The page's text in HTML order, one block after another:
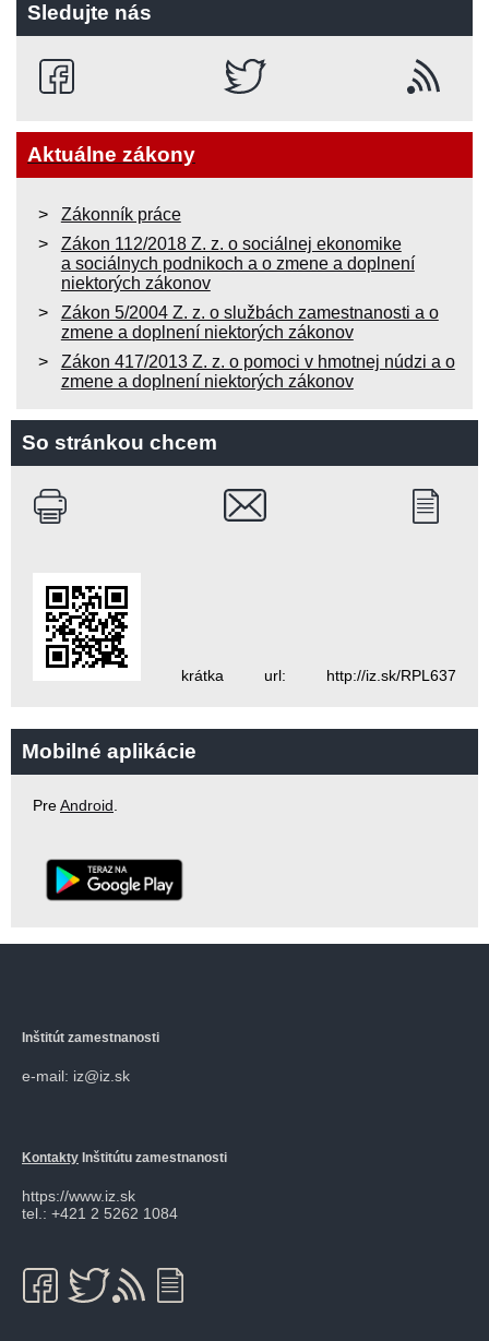
Sledujte nás
Aktuálne zákony
Zákonník práce
Zákon 112/2018 Z. z. o sociálnej ekonomike
a sociálnych podnikoch a o zmene a doplnení
niektorých zákonov
Zákon 5/2004 Z. z. o službách zamestnanosti a o
zmene a doplnení niektorých zákonov
Zákon 417/2013 Z. z. o pomoci v hmotnej núdzi a o
zmene a doplnení niektorých zákonov
So stránkou chcem
krátka url: http://iz.sk/RPL637
Mobilné aplikácie
PreAndroid.
Inštitút zamestnanosti
e-mail: iz@iz.sk
Kontakty Inštitútu zamestnanosti
https://www.iz.sk
tel.: +421 2 5262 1084